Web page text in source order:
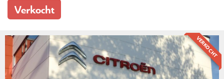
Verkocht
VERKOCHT